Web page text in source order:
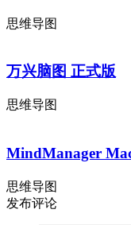
思维导图
万兴脑图 正式版
思维导图
MindManager
思维导图
发布评论